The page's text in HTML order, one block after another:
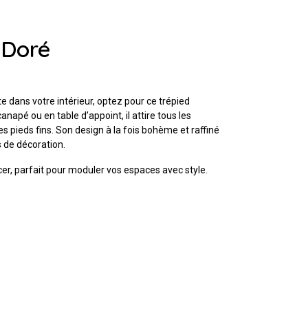
dans votre intérieur, optez pour ce trépied
ou en table d’appoint, il attire tous les
pieds fins. Son design à la fois bohème et raffiné
de décoration.
parfait pour moduler vos espaces avec style.